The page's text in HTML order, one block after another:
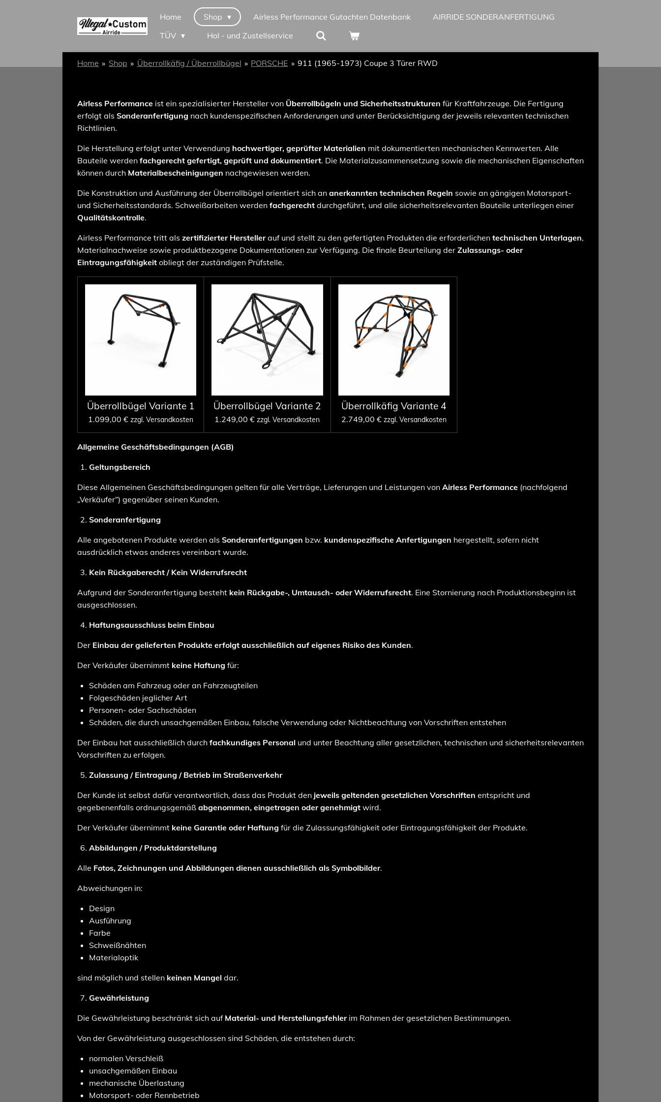
Home Shop Airless Performance Gutachten Datenbank
AIRRIDE SONDERANFERTIGUNG
TÜV
Hol - und Zustellservice
Home » Shop » Überrollkäfig / Überrollbügel » PORSCHE » 911 (1965-1973) Coupe 3 Türer RWD
Airless Performance ist ein spezialisierter Hersteller von Überrollbügeln und Sicherheitsstrukturen für Kraftfahrzeuge. Die Fertigung
erfolgt als Sonderanfertigung nach kundenspezifischen Anforderungen und unter Berücksichtigung der jeweils relevanten technischen
Richtlinien.
Die Herstellung erfolgt unter Verwendung hochwertiger, geprüfter Materialien mit dokumentierten mechanischen Kennwerten. Alle
Bauteile werden fachgerecht gefertigt, geprüft und dokumentiert. Die Materialzusammensetzung sowie die mechanischen Eigenschaften
können durch Materialbescheinigungen nachgewiesen werden.
Die Konstruktion und Ausführung der Überrollbügel orientiert sich an anerkannten technischen Regeln sowie an gängigen Motorsport-
und Sicherheitsstandards. Schweißarbeiten werden fachgerecht durchgeführt, und alle sicherheitsrelevanten Bauteile unterliegen einer
Qualitätskontrolle.
Airless Performance tritt als zertifizierter Herstellerauf und stellt zu den gefertigten Produkten die erforderlichen technischen Unterlagen,
Materialnachweise sowie produktbezogene Dokumentationen zur Verfügung. Die finale Beurteilung der Zulassungs- oder
Eintragungsfähigkeit obliegt der zuständigen Prüfstelle.
Überrollbügel Variante 1
1.099,00 € zzgl. Versandkosten
Überrollbügel Variante 2
1.249,00 € zzgl. Versandkosten
Überrollkäfig Variante 4
2.749,00 € zzgl. Versandkosten
Allgemeine Geschäftsbedingungen (AGB)
Geltungsbereich
Diese Allgemeinen Geschäftsbedingungen gelten für alle Verträge, Lieferungen und Leistungen von Airless Performance (nachfolgend
„Verkäufer“) gegenüber seinen Kunden.
Sonderanfertigung
Alle angebotenen Produkte werden als Sonderanfertigungen bzw. kundenspezifische Anfertigungen hergestellt, sofern nicht
ausdrücklich etwas anderes vereinbart wurde.
Kein Rückgaberecht / Kein Widerrufsrecht
Aufgrund der Sonderanfertigung besteht kein Rückgabe-, Umtausch- oder Widerrufsrecht. Eine Stornierung nach Produktionsbeginn ist
ausgeschlossen.
Haftungsausschluss beim Einbau
Der Einbau der gelieferten Produkte erfolgt ausschließlich auf eigenes Risiko des Kunden.
Der Verkäufer übernimmt keine Haftung für:
Schäden am Fahrzeug oder an Fahrzeugteilen
Folgeschäden jeglicher Art
Personen- oder Sachschäden
Schäden, die durch unsachgemäßen Einbau, falsche Verwendung oder Nichtbeachtung von Vorschriften entstehen
Der Einbau hat ausschließlich durch fachkundiges Personal und unter Beachtung aller gesetzlichen, technischen und sicherheitsrelevanten
Vorschriften zu erfolgen.
Zulassung / Eintragung / Betrieb im Straßenverkehr
Der Kunde ist selbst dafür verantwortlich, dass das Produkt den jeweils geltenden gesetzlichen Vorschriften entspricht und
gegebenenfalls ordnungsgemäß abgenommen, eingetragen oder genehmigt wird.
Der Verkäufer übernimmt keine Garantie oder Haftung für die Zulassungsfähigkeit oder Eintragungsfähigkeit der Produkte.
Abbildungen / Produktdarstellung
Alle Fotos, Zeichnungen und Abbildungen dienen ausschließlich als Symbolbilder.
Abweichungen in:
Design
Ausführung
Farbe
Schweißnähten
Materialoptik
sind möglich und stellen keinen Mangel dar.
Gewährleistung
Die Gewährleistung beschränkt sich auf Material- und Herstellungsfehlerim Rahmen der gesetzlichen Bestimmungen.
Von der Gewährleistung ausgeschlossen sind Schäden, die entstehen durch:
normalen Verschleiß
unsachgemäßen Einbau
mechanische Überlastung
Motorsport- oder Rennbetrieb